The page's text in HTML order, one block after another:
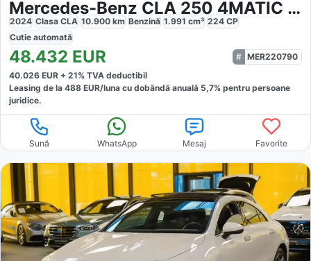
Mercedes-Benz CLA 250 4MATIC AMG LINE PREMIUM PLUS NIGHT
2024 Clasa CLA 10.900 km Benzină 1.991 cm³ 224 CP
Cutie automată
48.432 EUR
MER220790
40.026 EUR + 21% TVA deductibil
Leasing de la 488 EUR/luna cu dobăndă anuală 5,7% pentru persoane
juridice.
Sună WhatsApp Mesaj Favorite